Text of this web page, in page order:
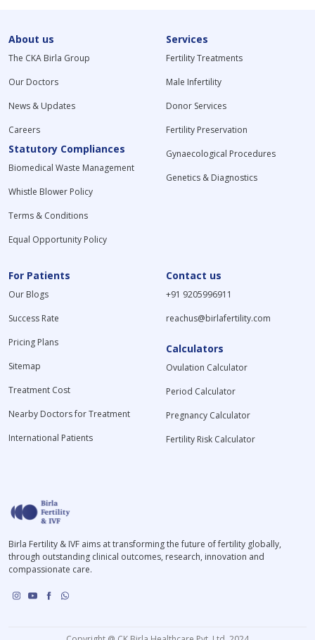
About us
The CKA Birla Group
Our Doctors
News & Updates
Careers
Statutory Compliances
Biomedical Waste Management
Whistle Blower Policy
Terms & Conditions
Equal Opportunity Policy
Services
Fertility Treatments
Male Infertility
Donor Services
Fertility Preservation
Gynaecological Procedures
Genetics & Diagnostics
For Patients
Our Blogs
Success Rate
Pricing Plans
Sitemap
Treatment Cost
Nearby Doctors for Treatment
International Patients
Contact us
+91 9205996911
reachus@birlafertility.com
Calculators
Ovulation Calculator
Period Calculator
Pregnancy Calculator
Fertility Risk Calculator
Birla Fertility & IVF aims at transforming the future of fertility globally,
through outstanding clinical outcomes, research, innovation and
compassionate care.